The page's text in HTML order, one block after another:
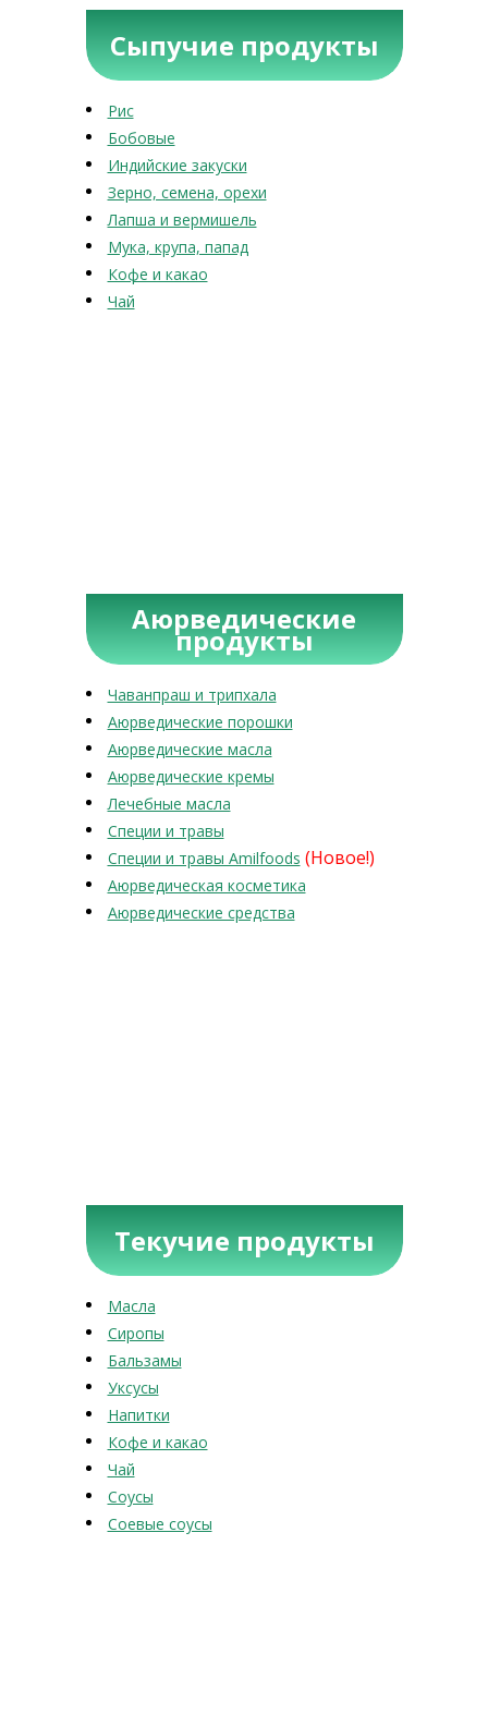
Сыпучие продукты
Рис
Бобовые
Индийские закуски
Зерно, семена, орехи
Лапша и вермишель
Мука, крупа, папад
Кофе и какао
Чай
Аюрведические
продукты
Чаванпраш и трипхала
Аюрведические порошки
Аюрведические масла
Аюрведические кремы
Лечебные масла
Специи и травы
Специи и травы Amilfoods (Новое!)
Аюрведическая косметика
Аюрведические средства
Текучие продукты
Масла
Сиропы
Бальзамы
Уксусы
Напитки
Кофе и какао
Чай
Соусы
Соевые соусы